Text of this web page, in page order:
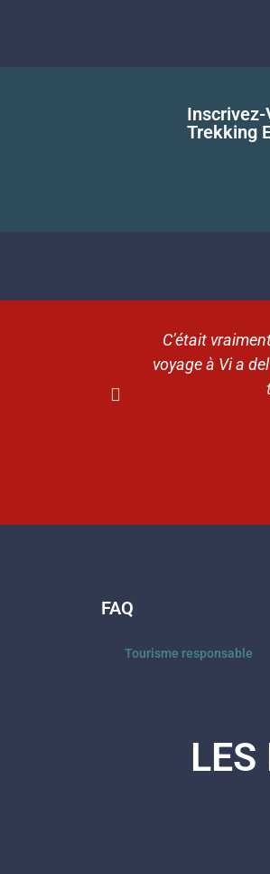
Inscrivez-
Trekking
C’était
voyage à Vi a
FAQ
Tourisme responsable
LES